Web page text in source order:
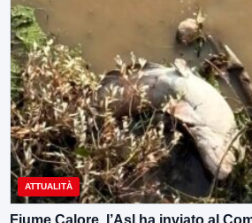
ATTUALITÀ